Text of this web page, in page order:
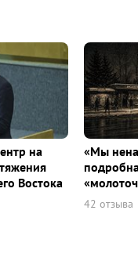
на
Востока
«Мы
42 отзыва